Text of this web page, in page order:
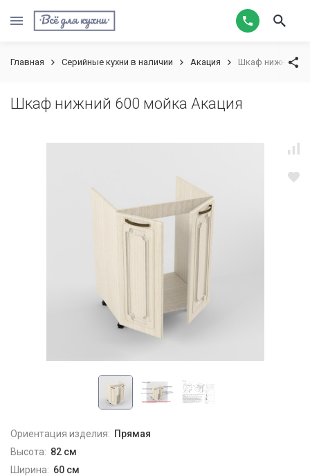
Главная Серийные кухни в наличии Акация Шкаф нижний
Шкаф нижний 600 мойка Акация
Ориентация изделия: Прямая
Высота: 82 см
Ширина: 60 см